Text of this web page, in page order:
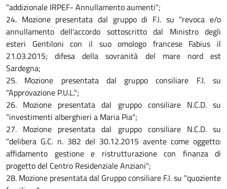
"addizionale IRPEF- Annullamento aumenti";
24. Mozione presentata dal gruppo di F.I. su "revoca e/o
annullamento dell'accordo sottoscritto dal Ministro degli
esteri Gentiloni con il suo omologo francese Fabius il
21.03.2015; difesa della sovranità del mare nord est
Sardegna;
25. Mozione presentata dal gruppo consiliare F.I. su
"Approvazione P.U.L.";
26. Mozione presentata dal gruppo consiliare N.C.D. su
"investimenti alberghieri a Maria Pia";
27. Mozione presentata dal gruppo consiliare N.C.D. su
"delibera G.C. n. 382 del 30.12.2015 avente come oggetto:
affidamento gestione e ristrutturazione con finanza di
progetto del Centro Residenziale Anziani";
28. Mozione presentata dal Gruppo consiliare F.I. su "quoziente